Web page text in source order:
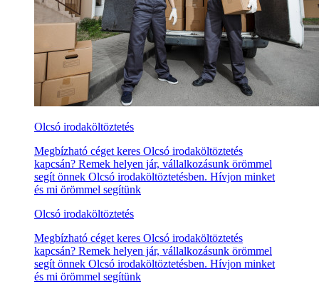
Olcsó irodaköltöztetés
Megbízható céget keres Olcsó irodaköltöztetés
kapcsán? Remek helyen jár, vállalkozásunk örömmel
segít önnek Olcsó irodaköltöztetésben. Hívjon minket
és mi örömmel segítünk
Olcsó irodaköltöztetés
Megbízható céget keres Olcsó irodaköltöztetés
kapcsán? Remek helyen jár, vállalkozásunk örömmel
segít önnek Olcsó irodaköltöztetésben. Hívjon minket
és mi örömmel segítünk